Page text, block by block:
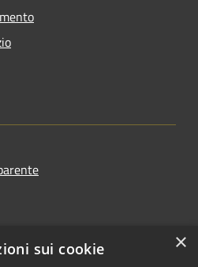
×
sui cookie